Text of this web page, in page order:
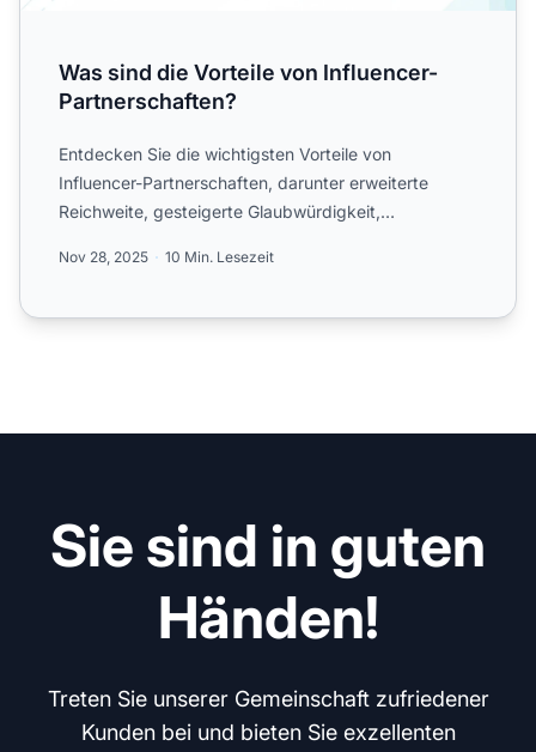
Was sind die Vorteile von Influencer-
Partnerschaften?
Entdecken Sie die wichtigsten Vorteile von
Influencer-Partnerschaften, darunter erweiterte
Reichweite, gesteigerte Glaubwürdigkeit,
Nov 28, 2025 10 Min. Lesezeit
Sie sind in guten
Händen!
Treten Sie unserer Gemeinschaft zufriedener
Kunden bei und bieten Sie exzellenten